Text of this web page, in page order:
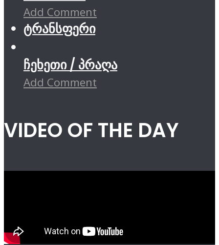
Add Comment
ტრანსფერი
ჩეხეთი / პრაღა
Add Comment
VIDEO OF THE DAY